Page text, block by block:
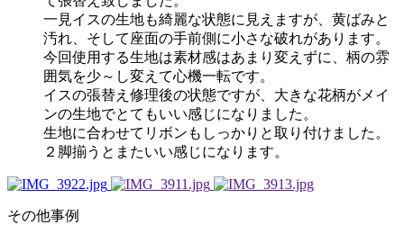
一見イスの生地も綺麗な状態に見えますが、黄ばみと
汚れ、そして座面の手前側に小さな破れがあります。
今回使用する生地は素材感はあまり変えずに、柄の雰
囲気を少～し変えて心機一転です。
イスの張替え修理後の状態ですが、大きな花柄がメイ
ンの生地でとてもいい感じになりました。
生地に合わせてリボンもしっかりと取り付けました。
２脚揃うとまたいい感じになります。
その他事例